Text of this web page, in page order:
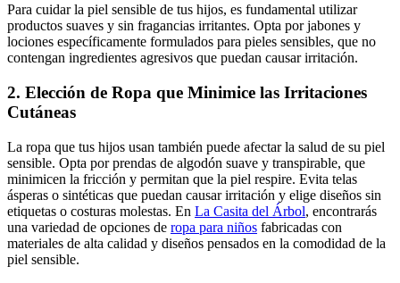
Para cuidar la piel sensible de tus hijos, es fundamental utilizar
productos suaves y sin fragancias irritantes. Opta por jabones y
lociones específicamente formulados para pieles sensibles, que no
contengan ingredientes agresivos que puedan causar irritación.
2. Elección de Ropa que Minimice las Irritaciones
Cutáneas
La ropa que tus hijos usan también puede afectar la salud de su piel
sensible. Opta por prendas de algodón suave y transpirable, que
minimicen la fricción y permitan que la piel respire. Evita telas
ásperas o sintéticas que puedan causar irritación y elige diseños sin
etiquetas o costuras molestas. En La Casita del Árbol, encontrarás
una variedad de opciones de ropa para niños fabricadas con
materiales de alta calidad y diseños pensados en la comodidad de la
piel sensible.